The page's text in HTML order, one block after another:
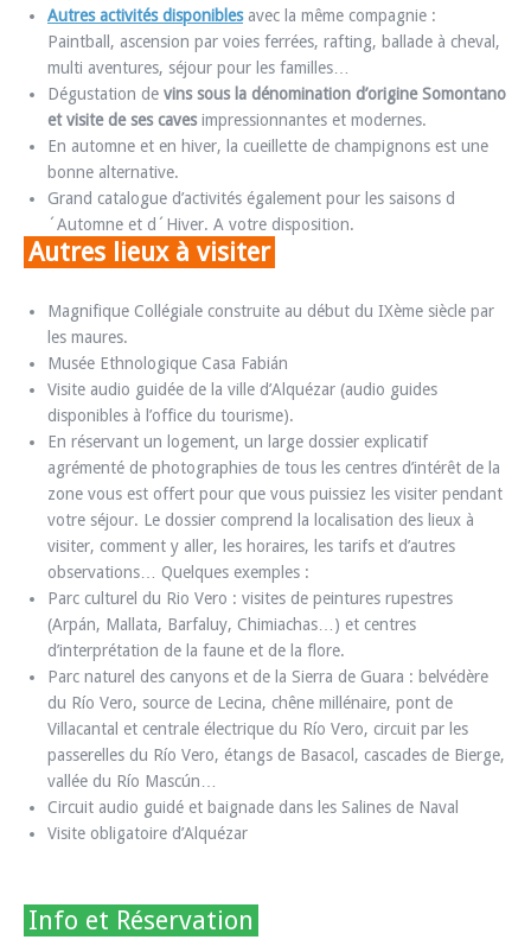
Autres activités disponiblesavec la même compagnie :
Paintball, ascension par voies ferrées, rafting, ballade à cheval,
multi aventures, séjour pour les familles…
Dégustation de vins sous la dénomination d’origine Somontano
et visite de ses cavesimpressionnantes et modernes.
En automne et en hiver, la cueillette de champignons est une
bonne alternative.
Grand catalogue d’activités également pour les saisons d
´Automne et d´Hiver. A votre disposition.
Autres lieux à visiter
Magnifique Collégiale construite au début du IXème siècle par
les maures.
Musée Ethnologique Casa Fabián
Visite audio guidée de la ville d’Alquézar (audio guides
disponibles à l’office du tourisme).
En réservant un logement, un large dossier explicatif
agrémenté de photographies de tous les centres d’intérêt de la
zone vous est offert pour que vous puissiez les visiter pendant
votre séjour. Le dossier comprend la localisation des lieux à
visiter, comment y aller, les horaires, les tarifs et d’autres
observations… Quelques exemples :
Parc culturel du Rio Vero : visites de peintures rupestres
(Arpán, Mallata, Barfaluy, Chimiachas…) et centres
d’interprétation de la faune et de la flore.
Parc naturel des canyons et de la Sierra de Guara : belvédère
du Río Vero, source de Lecina, chêne millénaire, pont de
Villacantal et centrale électrique du Río Vero, circuit par les
passerelles du Río Vero, étangs de Basacol, cascades de Bierge,
vallée du Río Mascún…
Circuit audio guidé et baignade dans les Salines de Naval
Visite obligatoire d’Alquézar
Info et Réservation